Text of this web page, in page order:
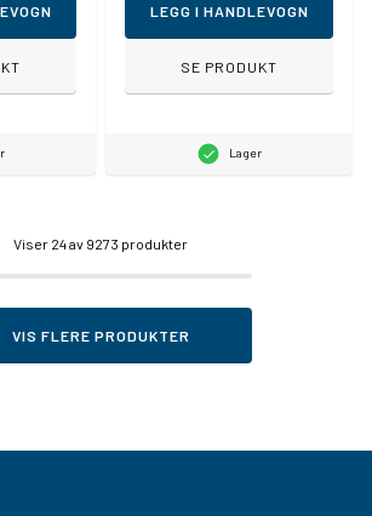
LEGG I HANDLEVOGN
SE PRODUKT
Lager
Viser 24av 9273 produkter
VIS FLERE PRODUKTER